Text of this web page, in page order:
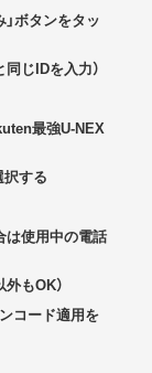
ボタンをタッ
じIDを入力）
最強U-NEX
択する
は使用中の電話
もOK）
コード適用を